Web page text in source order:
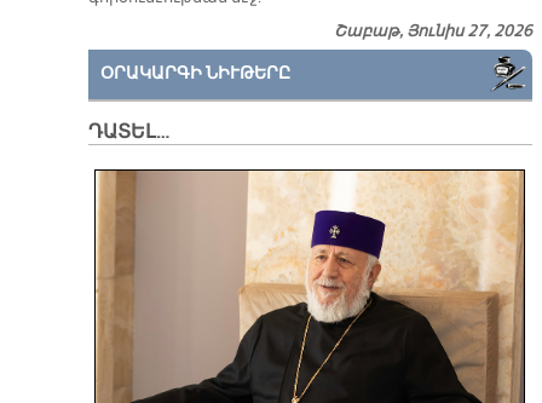
Շաբաթ, Յունիս 27, 2026
ՕՐԱԿԱՐԳԻ ՆԻՒԹԵՐԸ
ԴԱՏԵԼ…